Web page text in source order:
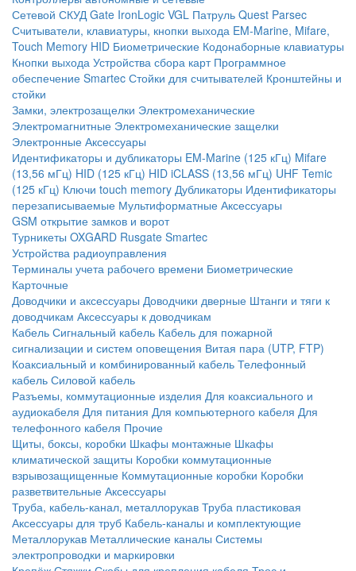
Сетевой СКУД Gate IronLogic VGL Патруль Quest Parsec
Считыватели, клавиатуры, кнопки выхода EM-Marine, Mifare,
Touch Memory HID Биометрические Кодонаборные клавиатуры
Кнопки выхода Устройства сбора карт Программное
обеспечение Smartec Стойки для считывателей Кронштейны и
стойки
Замки, электрозащелки Электромеханические
Электромагнитные Электромеханические защелки
Электронные Аксессуары
Идентификаторы и дубликаторы EM-Marine (125 кГц) Mifare
(13,56 мГц) HID (125 кГц) HID iCLASS (13,56 мГц) UHF Temic
(125 кГц) Ключи touch memory Дубликаторы Идентификаторы
перезаписываемые Мультиформатные Аксессуары
GSM открытие замков и ворот
Турникеты OXGARD Rusgate Smartec
Устройства радиоуправления
Терминалы учета рабочего времени Биометрические
Карточные
Доводчики и аксессуары Доводчики дверные Штанги и тяги к
доводчикам Аксессуары к доводчикам
Кабель Сигнальный кабель Кабель для пожарной
сигнализации и систем оповещения Витая пара (UTP, FTP)
Коаксиальный и комбинированный кабель Телефонный
кабель Силовой кабель
Разъемы, коммутационные изделия Для коаксиального и
аудиокабеля Для питания Для компьютерного кабеля Для
телефонного кабеля Прочие
Щиты, боксы, коробки Шкафы монтажные Шкафы
климатической защиты Коробки коммутационные
взрывозащищенные Коммутационные коробки Коробки
разветвительные Аксессуары
Труба, кабель-канал, металлорукав Труба пластиковая
Аксессуары для труб Кабель-каналы и комплектующие
Металлорукав Металлические каналы Системы
электропроводки и маркировки